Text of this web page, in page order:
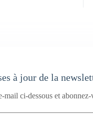
à jour de la
mail ci-dessous et